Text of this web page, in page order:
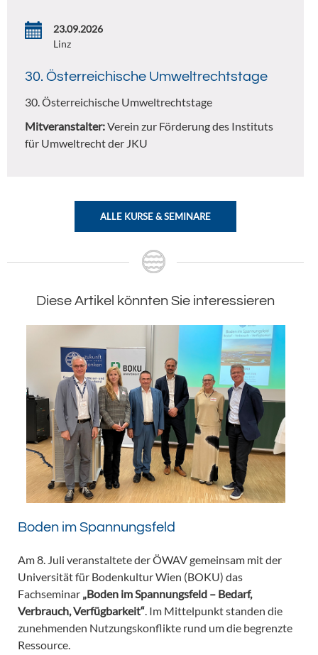
23.09.2026
Linz
30. Österreichische Umweltrechtstage
30. Österreichische Umweltrechtstage
Mitveranstalter:Verein zur Förderung des Instituts
für Umweltrecht der JKU
ALLE KURSE & SEMINARE
Diese Artikel könnten Sie interessieren
Boden im Spannungsfeld
Am 8. Juli veranstaltete der ÖWAV gemeinsam mit der
Universität für Bodenkultur Wien (BOKU) das
Fachseminar „Boden im Spannungsfeld – Bedarf,
Verbrauch, Verfügbarkeit“ . Im Mittelpunkt standen die
zunehmenden Nutzungskonflikte rund um die begrenzte
Ressource.